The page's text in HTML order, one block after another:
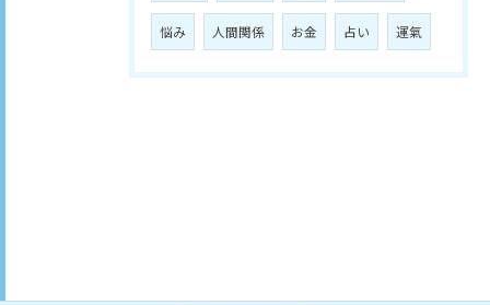
悩み 人間関係 お金 占い 運氣